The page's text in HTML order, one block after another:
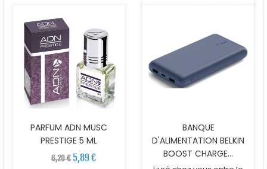
PARFUM ADN MUSC
PRESTIGE 5 ML
6,20 € 5,89 €
BANQUE
D'ALIMENTATION BELKIN
BOOST CHARGE...